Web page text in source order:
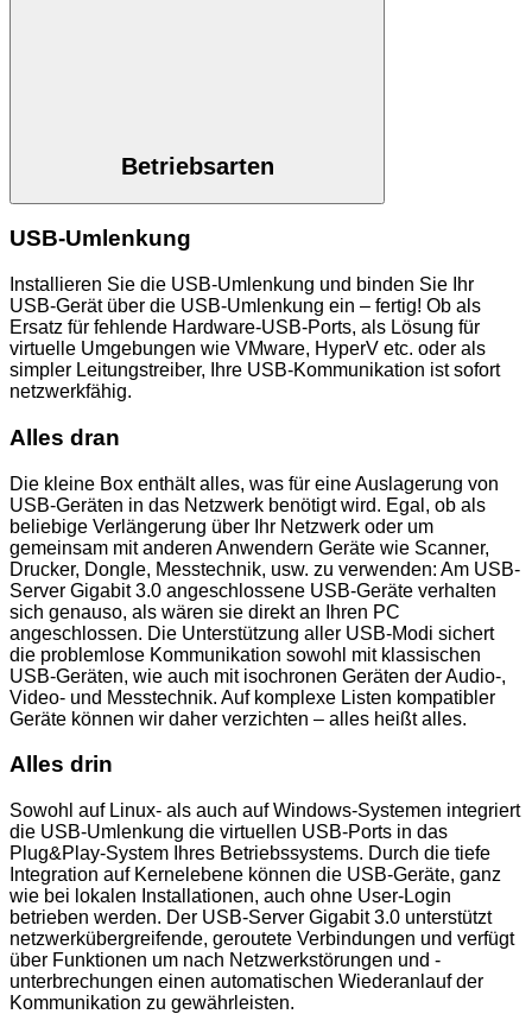
Betriebsarten
USB-Umlenkung
Installieren Sie die USB-Umlenkung und binden Sie Ihr
USB-Gerät über die USB-Umlenkung ein – fertig! Ob als
Ersatz für fehlende Hardware-USB-Ports, als Lösung für
virtuelle Umgebungen wie VMware, HyperV etc. oder als
simpler Leitungstreiber, Ihre USB-Kommunikation ist sofort
netzwerkfähig.
Alles dran
Die kleine Box enthält alles, was für eine Auslagerung von
USB-Geräten in das Netzwerk benötigt wird. Egal, ob als
beliebige Verlängerung über Ihr Netzwerk oder um
gemeinsam mit anderen Anwendern Geräte wie Scanner,
Drucker, Dongle, Messtechnik, usw. zu verwenden: Am USB-
Server Gigabit 3.0 angeschlossene USB-Geräte verhalten
sich genauso, als wären sie direkt an Ihren PC
angeschlossen. Die Unterstützung aller USB-Modi sichert
die problemlose Kommunikation sowohl mit klassischen
USB-Geräten, wie auch mit isochronen Geräten der Audio-,
Video- und Messtechnik. Auf komplexe Listen kompatibler
Geräte können wir daher verzichten – alles heißt alles.
Alles drin
Sowohl auf Linux- als auch auf Windows-Systemen integriert
die USB-Umlenkung die virtuellen USB-Ports in das
Plug&Play-System Ihres Betriebssystems. Durch die tiefe
Integration auf Kernelebene können die USB-Geräte, ganz
wie bei lokalen Installationen, auch ohne User-Login
betrieben werden. Der USB-Server Gigabit 3.0 unterstützt
netzwerkübergreifende, geroutete Verbindungen und verfügt
über Funktionen um nach Netzwerkstörungen und -
unterbrechungen einen automatischen Wiederanlauf der
Kommunikation zu gewährleisten.